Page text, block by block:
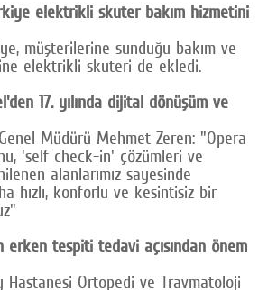
elektrikli skuter bakım hizmetini
müşterilerine sunduğu bakım ve
elektrikli skuteri de ekledi.
17. yılında dijital dönüşüm ve
Müdürü Mehmet Zeren: "Opera
'self check-in' çözümleri ve
alanlarımız sayesinde
hızlı, konforlu ve kesintisiz bir
erken tespiti tedavi açısından önem
Hastanesi Ortopedi ve Travmatoloji